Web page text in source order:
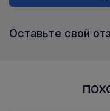
Оставьте свой